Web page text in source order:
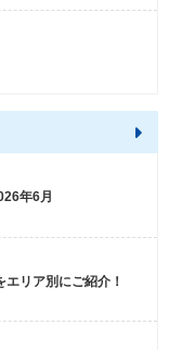
年6月
リア別にご紹介！